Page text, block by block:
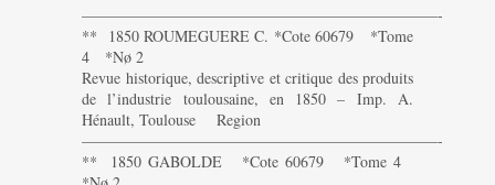
———————————————————————-
** 1850 ROUMEGUERE C. *Cote 60679 *Tome
4 *Nø 2
Revue historique, descriptive et critique des produits
de l’industrie toulousaine, en 1850 – Imp. A.
Hénault, Toulouse Region
———————————————————————-
** 1850 GABOLDE *Cote 60679 *Tome 4